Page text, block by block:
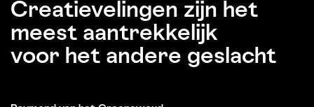
Creatievelingen zijn het
meest aantrekkelijk
voor het andere geslacht